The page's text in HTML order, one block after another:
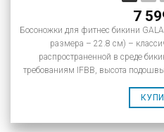
7
Босоножки для фитнес бикини
размера – 22.8 см) –
распространенной в среде
требованиям IFBB, высота